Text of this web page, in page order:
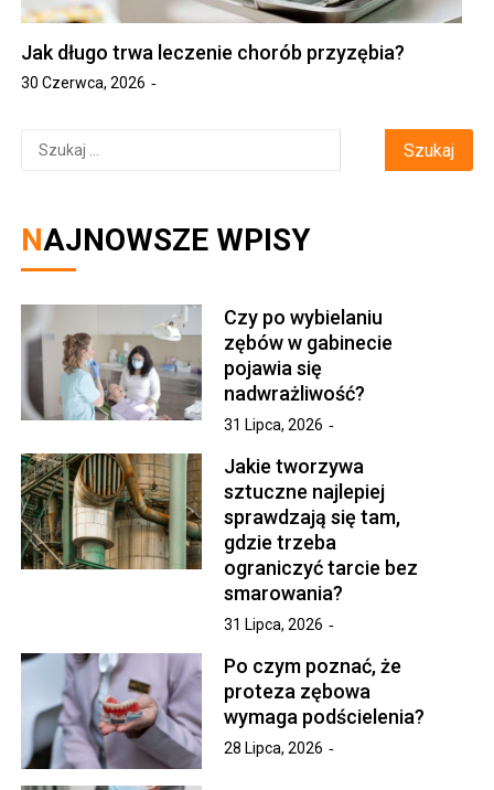
Jak długo trwa leczenie chorób przyzębia?
30 Czerwca, 2026
Szukaj:
NAJNOWSZE WPISY
Czy po wybielaniu
zębów w gabinecie
pojawia się
nadwrażliwość?
31 Lipca, 2026
Jakie tworzywa
sztuczne najlepiej
sprawdzają się tam,
gdzie trzeba
ograniczyć tarcie bez
smarowania?
31 Lipca, 2026
Po czym poznać, że
proteza zębowa
wymaga podścielenia?
28 Lipca, 2026